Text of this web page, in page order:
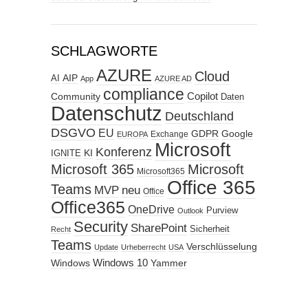
SCHLAGWORTE
AI AIP App AZURE AZURE AD Cloud
Community compliance Copilot Daten
Datenschutz Deutschland
DSGVO EU EUROPA Exchange GDPR Google
IGNITE KI Konferenz Microsoft
Microsoft 365 Microsoft365 Microsoft
Teams MVP neu Office Office 365
Office365 OneDrive Outlook Purview
Recht Security SharePoint Sicherheit
Teams Update Urheberrecht USA Verschlüsselung
Windows Windows 10 Yammer